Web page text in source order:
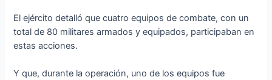
El ejército detalló que cuatro equipos de combate, con un
total de 80 militares armados y equipados, participaban en
estas acciones.
Y que, durante la operación, uno de los equipos fue